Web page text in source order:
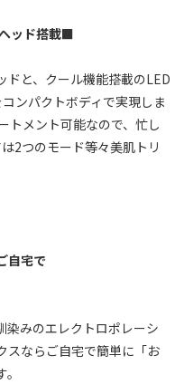
ッド搭載■
ドと、クール機能搭載のLED
ンパクトボディで実現しま
トメント可能なので、忙し
2つのモード等々美肌トリ
自宅で
染みのエレクトロポレーシ
スならご自宅で簡単に「お